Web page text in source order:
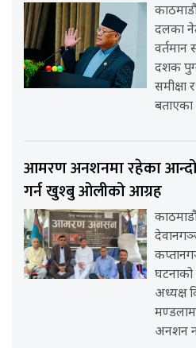
दलका
दशक
समीक्षा
बताएका
आमरण अनशनमा रहेका
गर्न खुश्बु ओलीको आग्रह
घटनाको
अध्यक्ष
अनशन